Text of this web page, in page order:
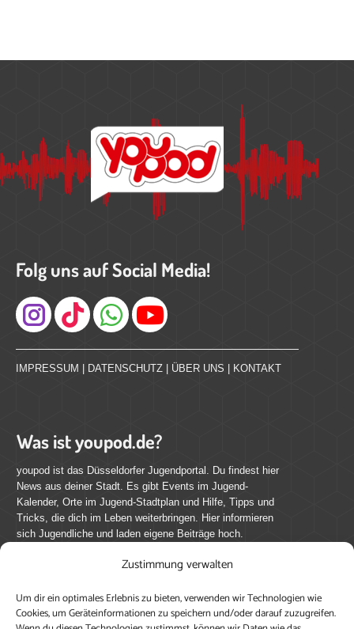
Zustimmung verwalten
Um dir ein optimales Erlebnis zu bieten, verwenden wir Technologien wie
Cookies, um Geräteinformationen zu speichern und/oder darauf zuzugreifen.
Folg uns auf Social Media!
Instagram
IMPRESSUM DATENSCHUTZ ÜBER UNS KONTAKT
Was ist youpod.de?
youpod ist das Düsseldorfer Jugendportal. Du findest hier
News aus deiner Stadt. Es gibt Events im Jugend-
Kalender, Orte im Jugend-Stadtplan und Hilfe, Tipps und
Tricks, die dich im Leben weiterbringen. Hier informieren
sich Jugendliche und laden eigene Beiträge hoch.
Mach mit bei youpod.de!
youpod.de lebt von Menschen wie dir. Sammel
journalistische Erfahrung, teile deine Perspektive und